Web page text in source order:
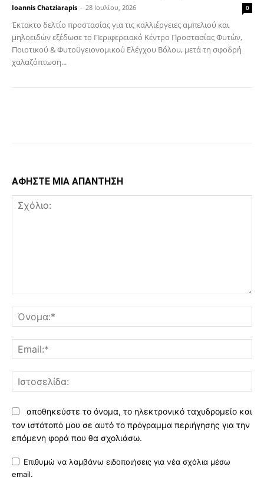
Ioannis Chatziarapis - 28 Ιουλίου, 2026 0
Έκτακτο δελτίο προστασίας για τις καλλιέργειες αμπελιού και
μηλοειδών εξέδωσε το Περιφερειακό Κέντρο Προστασίας Φυτών,
Ποιοτικού & Φυτοϋγειονομικού Ελέγχου Βόλου, μετά τη σφοδρή
χαλαζόπτωση...
ΑΦΗΣΤΕ ΜΙΑ ΑΠΑΝΤΗΣΗ
αποθηκεύστε το όνομα, το ηλεκτρονικό ταχυδρομείο και
τον ιστότοπό μου σε αυτό το πρόγραμμα περιήγησης για την
επόμενη φορά που θα σχολιάσω.
Επιθυμώ να λαμβάνω ειδοποιήσεις για νέα σχόλια μέσω
email.